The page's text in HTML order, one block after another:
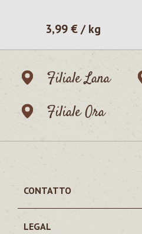
Prezzo normale:
3,99 € / kg
Filiale Lana
Filiale Ora
CONTATTO
LEGAL